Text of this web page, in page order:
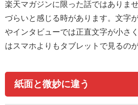
楽天マガジンに限った話ではありま
づらいと感じる時があります。文字
やインタビューでは正直文字が小さ
はスマホよりもタブレットで見るの
紙面と微妙に違う